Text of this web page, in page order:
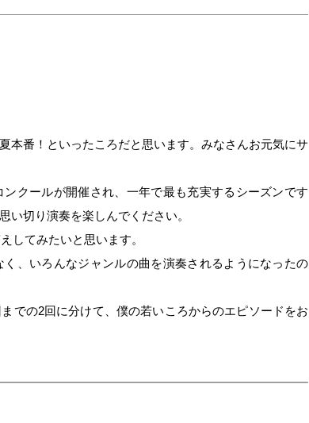
本番！といったころだと思います。みなさんお元気にサ
クールが開催され、一年で最も充実するシーズンです
い切り演奏を楽しんでください。
してみたいと思います。
、いろんなジャンルの曲を演奏されるようになったの
での2回に分けて、僕の若いころからのエピソードをお